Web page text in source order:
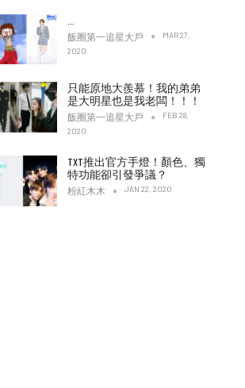
飯圈第一追星大戶
MAR 27,
2020
只能原地大羨慕！我的弟弟
是大明星也是我老闆！！！
飯圈第一追星大戶
FEB 28,
2020
TXT推出官方手燈！顏色、獨
特功能卻引發爭議？
粉紅木木 JAN 22, 2020